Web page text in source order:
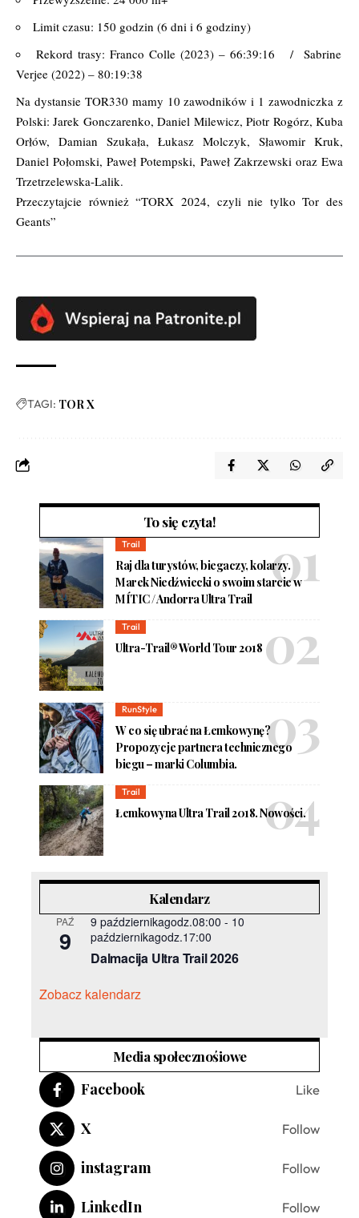
Limit czasu: 150 godzin (6 dni i 6 godziny)
Rekord trasy: Franco Colle (2023) – 66:39:16 / Sabrine
Verjee (2022) – 80:19:38
Na dystansie TOR330 mamy 10 zawodników i 1 zawodniczka z
Polski: Jarek Gonczarenko, Daniel Milewicz, Piotr Rogórz, Kuba
Orłów, Damian Szukała, Łukasz Molczyk, Sławomir Kruk,
Daniel Połomski, Paweł Potempski, Paweł Zakrzewski oraz Ewa
Trzetrzelewska-Lalik.
Przeczytajcie również“TORX 2024, czyli nie tylko Tor des
Geants”
TAGI: TOR X
To się czyta!
Trail
Raj dla turystów, biegaczy, kolarzy.
Marek Niedźwiecki o swoim starcie w
MÍTIC / Andorra Ultra Trail
Trail
Ultra-Trail® World Tour 2018
RunStyle
W co się ubrać na Łemkowynę?
Propozycje partnera technicznego
biegu – marki Columbia.
Trail
Łemkowyna Ultra Trail 2018. Nowości.
Kalendarz
PAŹ
9
9 październikagodz.08:00 - 10
październikagodz.17:00
Dalmacija Ultra Trail 2026
Zobacz kalendarz
Media społecznośiowe
Facebook Like
X Follow
instagram Follow
LinkedIn Follow